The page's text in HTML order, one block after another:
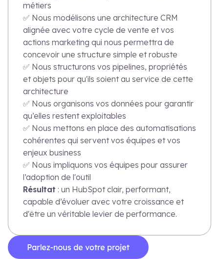
métiers
✅ Nous modélisons une architecture CRM
alignée avec votre cycle de vente et vos
actions marketing qui nous permettra de
concevoir une structure simple et robuste
✅ Nous structurons vos pipelines, propriétés
et objets pour qu'ils soient au service de cette
architecture
✅ Nous organisons vos données pour garantir
qu’elles restent exploitables
✅ Nous mettons en place des automatisations
cohérentes qui servent vos équipes et vos
enjeux business
✅ Nous impliquons vos équipes pour assurer
l’adoption de l'outil
Résultat : un HubSpot clair, performant,
capable d’évoluer avec votre croissance et
d'être un véritable levier de performance.